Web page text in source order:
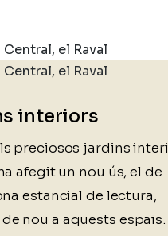
interiors
preciosos jardins
afegit un nou ús, el de
estancial de lectura,
nou a aquests espais.